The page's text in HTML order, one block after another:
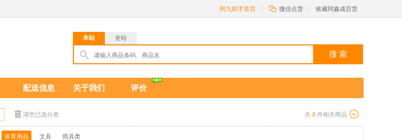
阿九助手首页  微信点货 收藏同鑫成百货
本站
全站
搜 索
配送信息 关于我们 评价
清空已选分类 共 8 件相关商品
体育用品 文具 雨具类